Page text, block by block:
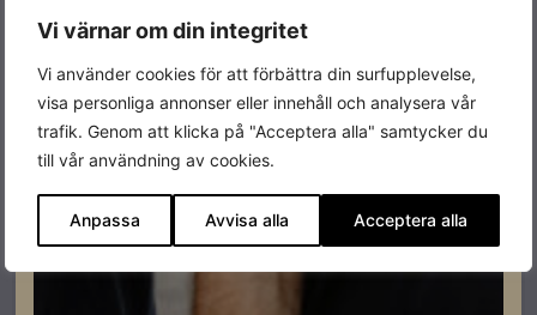
Vi värnar om din integritet
Vi använder cookies för att förbättra din surfupplevelse,
visa personliga annonser eller innehåll och analysera vår
trafik. Genom att klicka på "Acceptera alla" samtycker du
till vår användning av cookies.
Anpassa Avvisa alla Acceptera alla
Beställningsvara
Restnoterad